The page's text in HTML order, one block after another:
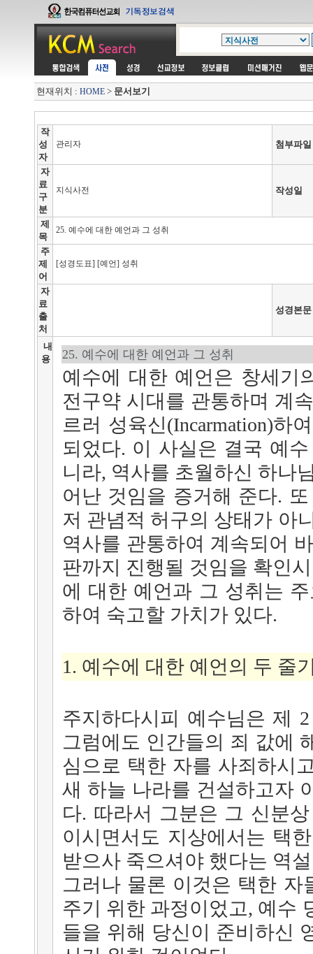
현재위치 : HOME > 문서보기
작
성
자
관리자 첨부파일
자
료
구
분
지식사전 작성일
제
목
25. 예수에 대한 예언과 그 성취
주
제
어
[성경도표] [예언] 성취
자
료
출
처
성경본문
내
용
25. 예수에 대한 예언과 그 성취
예수에 대한 예언은 창세기
전구약 시대를 관통하며 계
르러 성육신(Incarmation)하
되었다. 이 사실은 결국 예
니라, 역사를 초월하신 하나
어난 것임을 증거해 준다.
저 관념적 허구의 상태가 아
역사를 관통하여 계속되어
판까지 진행될 것임을 확인
에 대한 예언과 그 성취는
하여 숙고할 가치가 있다.
1. 예수에 대한 예언의 두 줄
주지하다시피 예수님은 제
그럼에도 인간들의 죄 값에
심으로 택한 자를 사죄하시
새 하늘 나라를 건설하고자
다. 따라서 그분은 그 신분
이시면서도 지상에서는 택
받으사 죽으셔야 했다는 역
그러나 물론 이것은 택한 자
주기 위한 과정이었고, 예수
들을 위해 당신이 준비하신